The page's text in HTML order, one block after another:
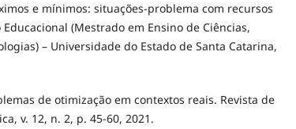
e mínimos: situações-problema com recursos
(Mestrado em Ensino de Ciências,
– Universidade do Estado de Santa Catarina,
de otimização em contextos reais. Revista de
v. 12, n. 2, p. 45-60, 2021.